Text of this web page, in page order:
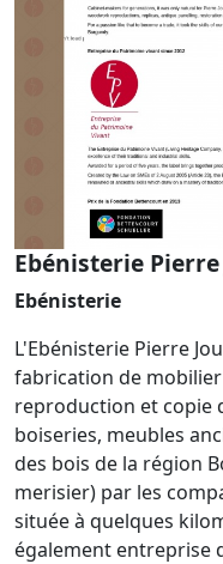
Ebénisterie
Ebénisterie
L'Ebénisterie Pierre
fabrication de
reproduction et copie
boiseries, meubles
des bois de la région
merisier) par les
située à quelques
également entreprise